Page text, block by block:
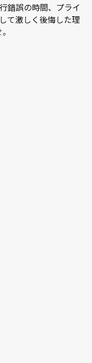
錯誤の時間、プライ
て激しく後悔した理